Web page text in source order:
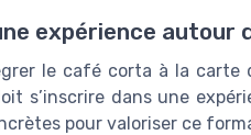
expérience autour
le café corta à la carte
s’inscrire dans une
pour valoriser ce